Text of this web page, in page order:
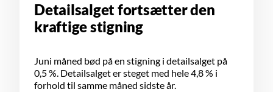
Detailsalget fortsætter den
kraftige stigning
Juni måned bød på en stigning i detailsalget på
0,5 %. Detailsalget er steget med hele 4,8 % i
forhold til samme måned sidste år.